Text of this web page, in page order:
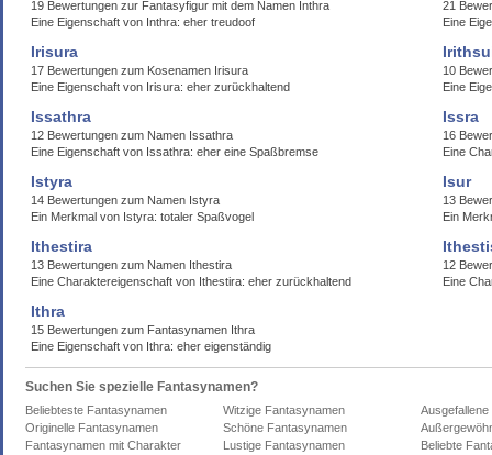
19 Bewertungen zur Fantasyfigur mit dem Namen Inthra
Eine Eigenschaft von Inthra: eher treudoof
21
Eine
Irisura
17 Bewertungen zum Kosenamen Irisura
Eine Eigenschaft von Irisura: eher zurückhaltend
10
Eine
Issathra
12 Bewertungen zum Namen Issathra
Eine Eigenschaft von Issathra: eher eine Spaßbremse
Issra
16
Eine
Istyra
14 Bewertungen zum Namen Istyra
Ein Merkmal von Istyra: totaler Spaßvogel
Isur
13
Ein
Ithestira
13 Bewertungen zum Namen Ithestira
Eine Charaktereigenschaft von Ithestira: eher zurückhaltend
12
Eine
Ithra
15 Bewertungen zum Fantasynamen Ithra
Eine Eigenschaft von Ithra: eher eigenständig
Suchen Sie spezielle Fantasynamen?
Beliebteste Fantasynamen Witzige Fantasynamen
Originelle Fantasynamen
Schöne Fantasynamen
Fantasynamen mit Charakter
Lustige Fantasynamen
Beliebte